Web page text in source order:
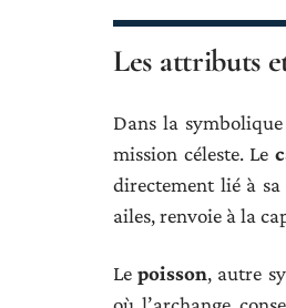
Les attributs
Dans la
mission céleste. Le
directement lié à
ailes, renvoie à la
Lepoisson, autre